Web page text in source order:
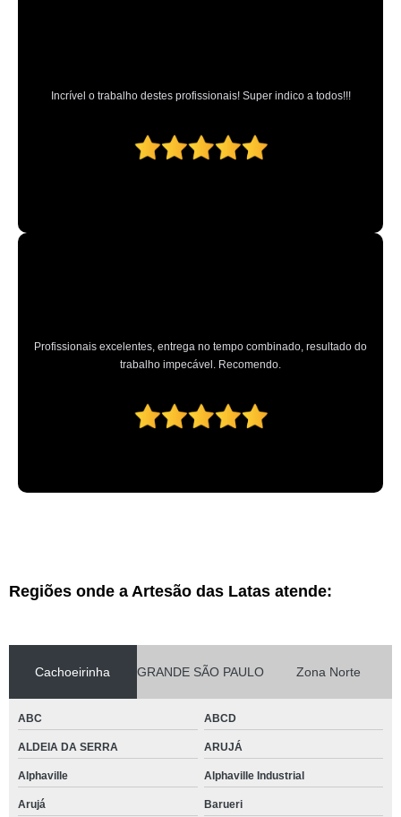
Incrível o trabalho destes profissionais! Super indico a todos!!!
Profissionais excelentes, entrega no tempo combinado, resultado do
trabalho impecável. Recomendo.
Regiões onde a Artesão das Latas atende:
Cachoeirinha GRANDE SÃO PAULO Zona Norte
ABC ABCD
ALDEIA DA SERRA ARUJÁ
Alphaville Alphaville Industrial
Arujá Barueri